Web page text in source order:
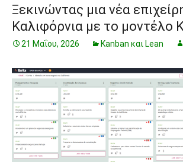
Ξεκινώντας μια νέα
Καλιφόρνια με το μοντέλο
21 Μαΐου, 2026 Kanban και Lean